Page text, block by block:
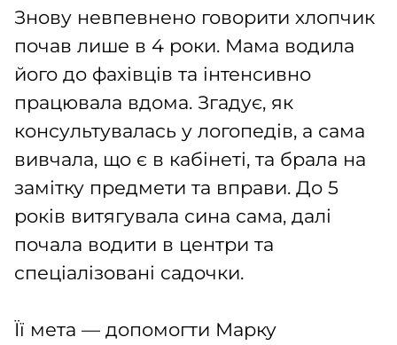
Знову невпевнено говорити хлопчик
почав лише в 4 роки. Мама водила
його до фахівців та інтенсивно
працювала вдома. Згадує, як
консультувалась у логопедів, а сама
вивчала, що є в кабінеті, та брала на
замітку предмети та вправи. До 5
років витягувала сина сама, далі
почала водити в центри та
спеціалізовані садочки.
Її мета — допомогти Марку